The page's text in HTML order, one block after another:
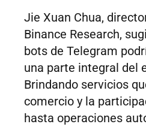
Jie Xuan Chua,
Binance Research,
bots de Telegram
una parte integral del
Brindando servicios
comercio y la
hasta operaciones